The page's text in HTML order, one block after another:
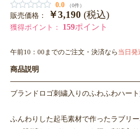
0.0
（0件）
販売価格： ￥3,190 (税込)
獲得ポイント： 159ポイント
午前10：00までのご注文・決済なら 当日発
商品説明
ブランドロゴ刺繍入りのふわふわハート
ふんわりした起毛素材で作ったラブリー